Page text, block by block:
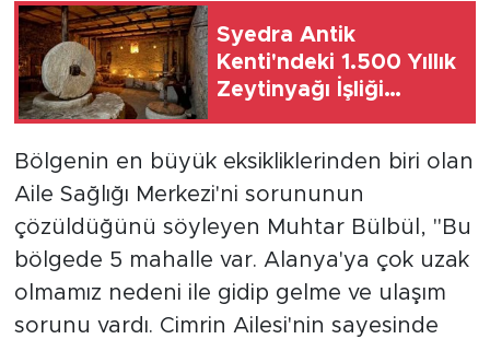
Syedra Antik
Kenti'ndeki 1.500 Yıllık
Zeytinyağı İşliği
Bölgenin en büyük eksikliklerinden biri olan
Aile Sağlığı Merkezi'ni sorununun
çözüldüğünü söyleyen Muhtar Bülbül, "Bu
bölgede 5 mahalle var. Alanya'ya çok uzak
olmamız nedeni ile gidip gelme ve ulaşım
sorunu vardı. Cimrin Ailesi'nin sayesinde
Yaşam
Yerel